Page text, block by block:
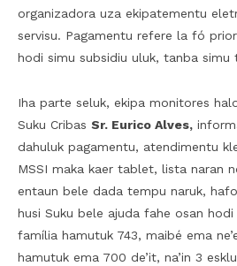
organizadora uza ekipatementu
servisu. Pagamentu refere la fó
hodi simu subsidiu uluk, tanba simu
Iha parte seluk, ekipa monitores
Suku Cribas Sr. Eurico Alves,
dahuluk pagamentu, atendimentu
MSSI maka kaer tablet, lista naran
entaun bele dada tempu naruk,
husi Suku bele ajuda fahe osan
família hamutuk 743, maibé ema
hamutuk ema 700 de’it, na’in 3